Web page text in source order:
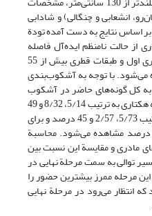
انشعابی و چنگالی) و شادابی
اساس نتایج به دست آمده تودة
از حالت نامنظم ایده‌آل فاصله
داشت و کمبود تعداد در طبقة قطری اول و طبقات قطری بیش از 55
می‌شود. با توجه به آشکوب‌بندی
کل گونه‌های حاضر در آشکوب
پایین و میانی در سطوح یک، دو و سه هکتاری به ترتیب 5/14، 8/32 و 49
درصد، برای ممرز این مقادیر به ترتیب 5/73، 2/57 و 45 درصد و برای
سایر گونه‌ها به ترتیب 12، 10 و 6 درصد مشاهده می‌شود. محاسبة
مادری و مقایسة این نسبت بین
توالی به سمت مرحلة نهایی در
مرحله ممرز بیشترین حضور را
انتظار می‌رود در مرحلة نهایی